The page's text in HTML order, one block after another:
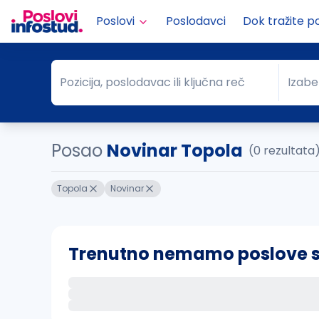
Poslovi Poslodavci Dok tražite
Pozicija, poslodavac ili ključna reč
Pozicija, poslodavac ili ključna reč Grad
Posao Novinar Topola (0 rezultata)
Topola Novinar
Trenutno nemamo poslove